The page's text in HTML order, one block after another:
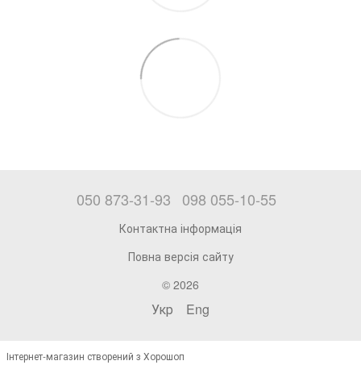
050 873-31-93 098 055-10-55
Контактна інформація
Повна версія сайту
© 2026
Укр Eng
Інтернет-магазин створений з Хорошоп